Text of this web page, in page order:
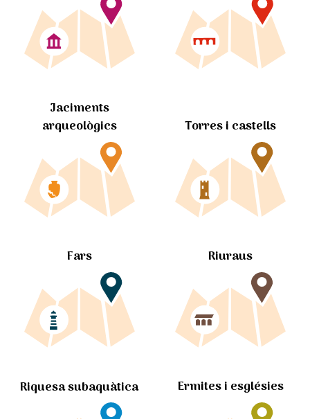
Jaciments
arqueològics
Torres i castells
Fars Riuraus
Riquesa subaquàtica Ermites i esglésies